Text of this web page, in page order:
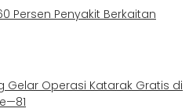
Persen Penyakit Berkaitan
Gelar Operasi Katarak Gratis di